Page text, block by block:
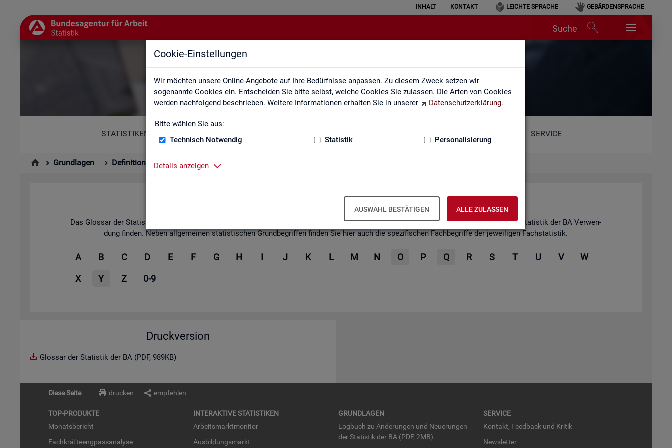
Cookie-Einstellungen
Wir möchten unsere Online-Angebote auf Ihre Bedürfnisse anpassen. Zu diesem Zweck setzen wir
sogenannte Cookies ein. Entscheiden Sie bitte selbst, welche Cookies Sie zulassen. Die Arten von Cookies
werden nachfolgend beschrieben. Weitere Informationen erhalten Sie in unserer
Datenschutzerklärung.
Bitte wählen Sie aus:
Technisch Notwendig
Statistik Personalisierung
Details anzeigen
AUSWAHL BESTÄTIGEN ALLE ZULASSEN
INHALT KONTAKT LEICHTE SPRACHE GEBÄRDENSPRACHE
Suche
Glossar
STATISTIKEN SERVICE
Grundlagen Definitionen Glossar
Glos­sar
Das Glos­sar der Sta­tis­tik der BA ent­hält Er­läu­te­run­gen zu allen sta­tis­tisch re­le­van­ten Be­grif­fen, die in den ver­schie­de­nen Pro­duk­ten der Sta­tis­tik der BA Ver­wen­
dung fin­den. Neben all­ge­mei­nen sta­tis­ti­schen Grund­be­grif­fen fin­den Sie hier auch die spe­zi­fi­schen Fach­be­grif­fe der je­wei­li­gen Fach­sta­tis­tik.
A B C D E F G H I J K L M N O P Q R S T U V W
X Y Z 0-9
Druckversion
Glossar der Statistik der BA (PDF, 989KB)
Diese Seite drucken empfehlen
TOP-PRO­DUK­TE
Mo­nats­be­richt
Fach­kräf­te­eng­pass­ana­ly­se
IN­TER­AK­TI­VE STA­TIS­TI­KEN
Ar­beits­markt­mo­ni­tor
Aus­bil­dungs­markt
GRUND­LA­GEN
Log­buch zu Än­de­run­gen und Neue­run­gen
der Sta­tis­tik der BA (PDF, 2MB)
SER­VICE
Kon­takt, Feed­back und Kri­tik
News­let­ter